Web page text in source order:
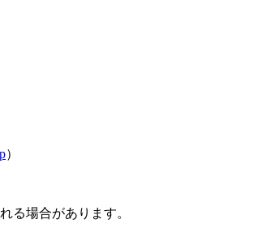
）
る場合があります。